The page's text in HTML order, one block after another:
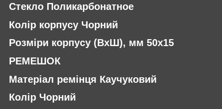
Стекло Поликарбонатное
Колір корпусу Чорний
Розміри корпусу (ВхШ), мм 50х15
РЕМЕШОК
Матеріал ремінця Каучуковий
Колір Чорний